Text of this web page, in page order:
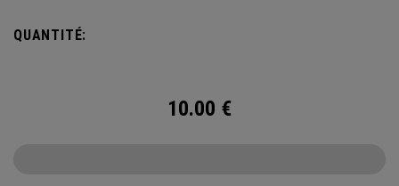
QUANTITÉ:
10.00 €